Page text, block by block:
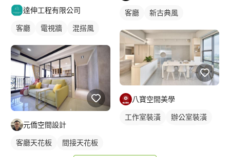
達伸工程有限公司
客廳 電視牆 混搭風
元僑空間設計
客廳天花板 間接天花板
客廳 新古典風
八寶空間美學
工作室裝潢
辦公室裝潢